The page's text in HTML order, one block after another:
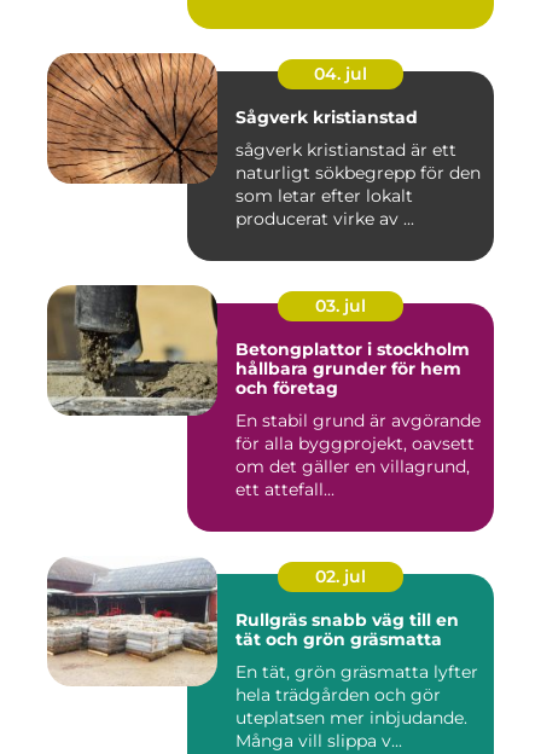
04. jul
Sågverk kristianstad
sågverk kristianstad är ett
naturligt sökbegrepp för den
som letar efter lokalt
producerat virke av ...
03. jul
Betongplattor i stockholm
hållbara grunder för hem
och företag
En stabil grund är avgörande
för alla byggprojekt, oavsett
om det gäller en villagrund,
ett attefall...
02. jul
Rullgräs snabb väg till en
tät och grön gräsmatta
En tät, grön gräsmatta lyfter
hela trädgården och gör
uteplatsen mer inbjudande.
Många vill slippa v...